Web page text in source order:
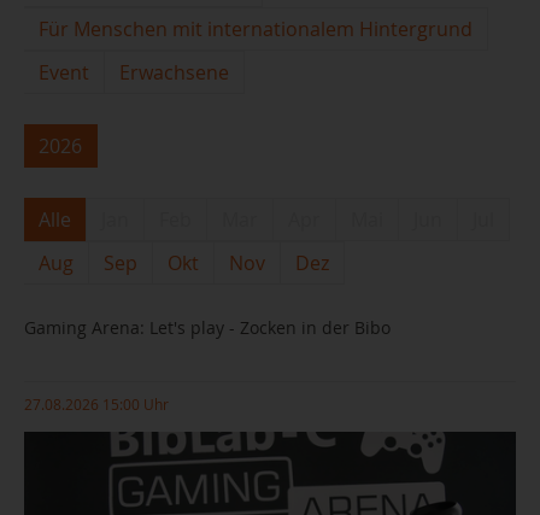
Für Menschen mit internationalem Hintergrund
Event
Erwachsene
2026
Alle
Aug
Sep Okt Nov Dez
Gaming Arena: Let's play - Zocken in der Bibo
27.08.2026 15:00 Uhr